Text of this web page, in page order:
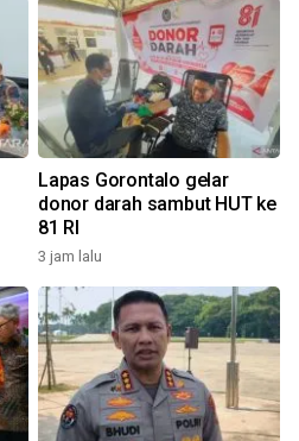
Lapas Gorontalo gelar
donor darah sambut HUT ke
81 RI
3 jam lalu